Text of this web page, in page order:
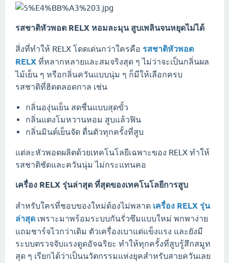
รสชาติหัวพอต RELX หอมละมุน สูบเพลินจนหยุดไม่ได้
สิ่งที่ทำให้ RELX โดดเด่นกว่าใครคือ รสชาติหัวพอต
RELX ที่หลากหลายและสมจริงสุด ๆ ไม่ว่าจะเป็นกลิ่นผล
ไม้เย็น ๆ หรือกลิ่นควันแบบนุ่ม ๆ ก็มีให้เลือกครบ
รสชาติที่ฮิตตลอดกาล เช่น
กลิ่นองุ่นเย็น สดชื่นแบบสุดขั้ว
กลิ่นแตงโมหวานหอม สูบแล้วฟิน
กลิ่นมินต์เย็นจัด ตื่นตัวทุกครั้งที่สูบ
แต่ละหัวพอตผลิตด้วยเทคโนโลยีเฉพาะของ RELX ทำให้
รสชาติชัดและควันนุ่ม ไม่กระแทนคอ
เครื่อง RELX รุ่นล่าสุด ที่สุดของเทคโนโลยีการสูบ
สำหรับใครที่ชอบของใหม่ต้องไม่พลาด เครื่อง RELX รุ่น
ล่าสุด เพราะมาพร้อมระบบกันรั่วซึมแบบใหม่ พกพาง่าย
แถมชาร์จไวกว่าเดิม ตัวเครื่องเบาแต่แข็งแรง และยังมี
ระบบตรวจจับแรงดูดอัจฉริยะ ทำให้ทุกครั้งที่สูบรู้สึกสมูท
สุด ๆ เรียกได้ว่าเป็นนวัตกรรมแห่งยุคสำหรับสายควันเลย